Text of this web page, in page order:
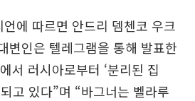
에 따르면 안드리 뎀첸코 우크
변인은 텔레그램을 통해 발표한
서 러시아로부터 ‘분리된 집
고 있다”며 “바그너는 벨라루